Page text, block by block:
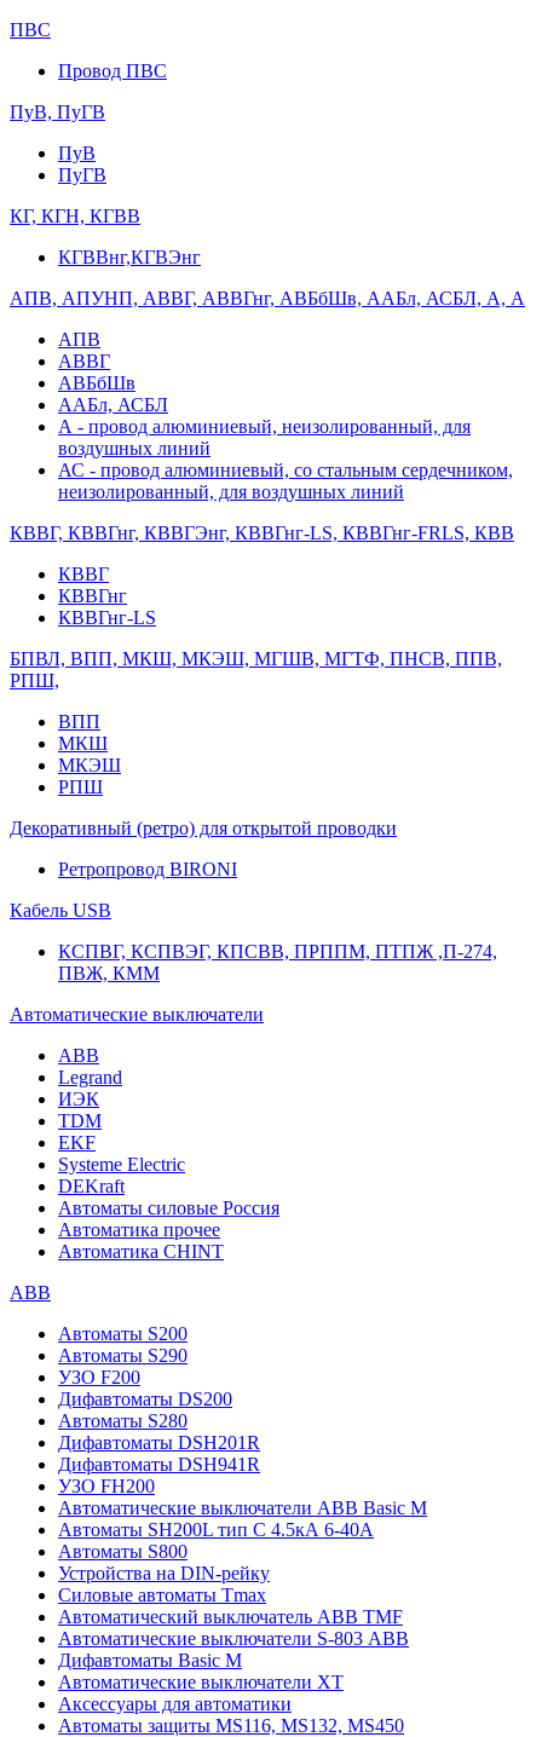
ПВС
Провод ПВС
ПуВ, ПуГВ
ПуВ
ПуГВ
КГ, КГН, КГВВ
КГВВнг,КГВЭнг
АПВ, АПУНП, АВВГ, АВВГнг, АВБбШв, ААБл, АСБЛ, А, А
АПВ
АВВГ
АВБбШв
ААБл, АСБЛ
А - провод алюминиевый, неизолированный, для
воздушных линий
АС - провод алюминиевый, со стальным сердечником,
неизолированный, для воздушных линий
КВВГ, КВВГнг, КВВГЭнг, КВВГнг-LS, КВВГнг-FRLS, КВВ
КВВГ
КВВГнг
КВВГнг-LS
БПВЛ, ВПП, МКШ, МКЭШ, МГШВ, МГТФ, ПНСВ, ППВ,
РПШ,
ВПП
МКШ
МКЭШ
РПШ
Декоративный (ретро) для открытой проводки
Ретропровод BIRONI
Кабель USB
КСПВГ, КСПВЭГ, КПСВВ, ПРППМ, ПТПЖ ,П-274,
ПВЖ, КММ
Автоматические выключатели
ABB
Legrand
ИЭК
TDM
EKF
Systeme Electric
DEKraft
Автоматы силовые Россия
Автоматика прочее
Автоматика CHINT
ABB
Автоматы S200
Автоматы S290
УЗО F200
Дифавтоматы DS200
Автоматы S280
Дифавтоматы DSH201R
Дифавтоматы DSH941R
УЗО FH200
Автоматические выключатели ABB Basic M
Автоматы SH200L тип С 4.5кА 6-40А
Автоматы S800
Устройства на DIN-рейку
Силовые автоматы Tmax
Автоматический выключатель ABB TMF
Автоматические выключатели S-803 АВВ
Дифавтоматы Basic M
Автоматические выключатели XT
Аксессуары для автоматики
Автоматы защиты MS116, MS132, MS450